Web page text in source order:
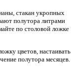
стакан укропных
полутора литрами
по столовой ложке
цветов, настаивать
полутора месяцев.